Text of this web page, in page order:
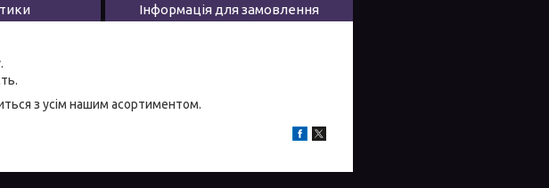
Інформація для замовлення
з усім нашим асортиментом.